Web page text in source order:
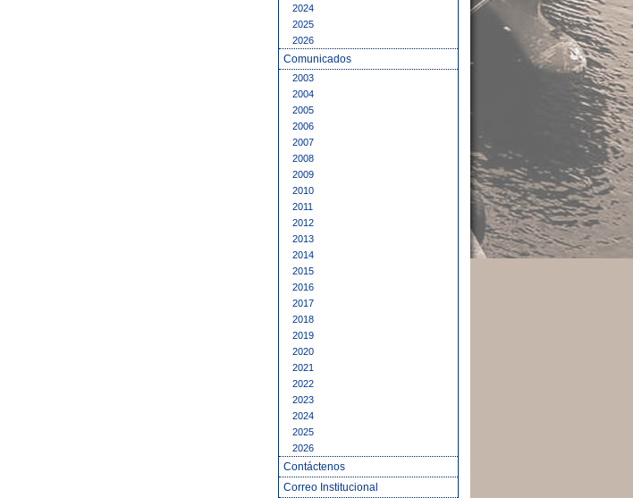
2024
2025
2026
Comunicados
2003
2004
2005
2006
2007
2008
2009
2010
2011
2012
2013
2014
2015
2016
2017
2018
2019
2020
2021
2022
2023
2024
2025
2026
Contáctenos
Correo Institucional